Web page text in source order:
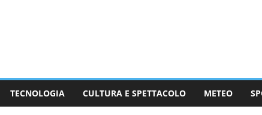
TECNOLOGIA CULTURA E SPETTACOLO METEO